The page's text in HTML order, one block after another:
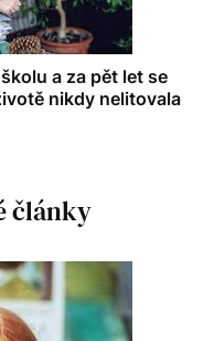
a za pět let se
nikdy nelitovala
články